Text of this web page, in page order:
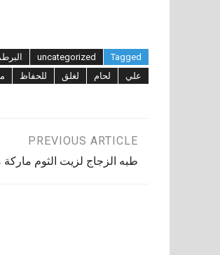
Tagged
uncategorized
علي
لحام لغلق للحفاظ
تصفّح
PREVIOUS ARTICLE
طبه الزجاج لزيت الثوم